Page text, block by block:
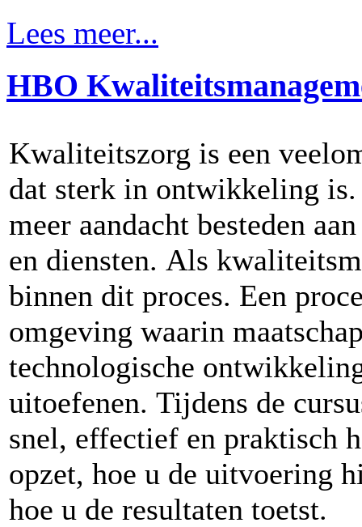
Lees meer...
HBO
Kwaliteitszorg is een
dat sterk in ontwikkeling is.
meer aandacht besteden
en diensten. Als
binnen dit proces. Een
omgeving waarin
technologische
uitoefenen. Tijdens de
snel, effectief en praktisch
opzet, hoe u de uitvoering
hoe u de resultaten toetst.